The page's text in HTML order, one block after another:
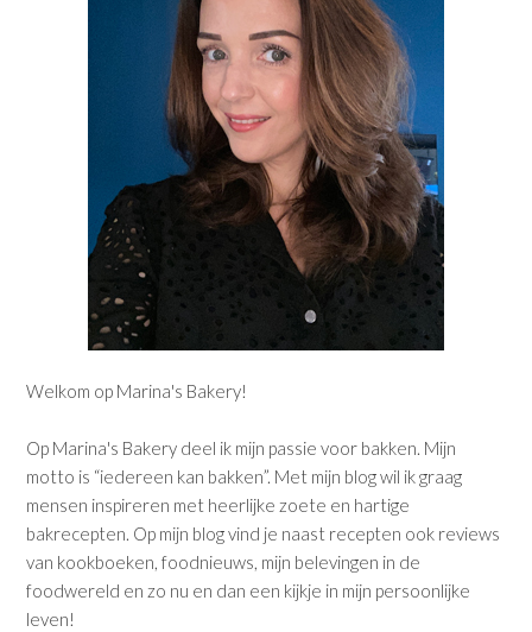
Welkom op Marina's Bakery!
Op Marina's Bakery deel ik mijn passie voor bakken. Mijn
motto is “iedereen kan bakken”. Met mijn blog wil ik graag
mensen inspireren met heerlijke zoete en hartige
bakrecepten. Op mijn blog vind je naast recepten ook reviews
van kookboeken, foodnieuws, mijn belevingen in de
foodwereld en zo nu en dan een kijkje in mijn persoonlijke
leven!